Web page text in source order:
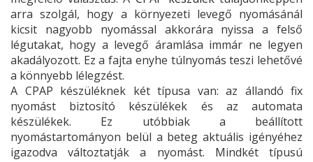
arra szolgál, hogy a környezeti levegő nyomásánál
kicsit nagyobb nyomással akkorára nyissa a felső
légutakat, hogy a levegő áramlása immár ne legyen
akadályozott. Ez a fajta enyhe túlnyomás teszi lehetővé
a könnyebb lélegzést.
A CPAP készüléknek két típusa van: az állandó fix
nyomást biztosító készülékek és az automata
készülékek. Ez utóbbiak a beállított
nyomástartományon belül a beteg aktuális igényéhez
igazodva változtatják a nyomást. Mindkét típusú